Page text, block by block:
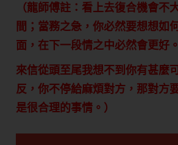
（龍師傅註：看上去復合機會不
間；當務之急，你必然要想想如
面，在下一段情之中必然會更好。
來信從頭至尾我想不到你有甚麼
反，你不停給麻煩對方，那對方
是很合理的事情。）